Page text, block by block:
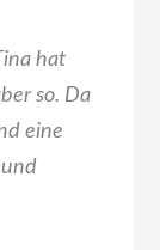
hat
so. Da
eine